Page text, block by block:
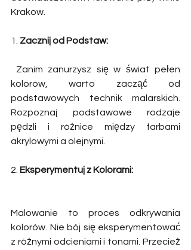
Krakow.
1. Zacznij od Podstaw:
kolorów, warto zacząć od
podstawowych technik malarskich.
Rozpoznaj podstawowe rodzaje
pędzli i różnice między farbami
akrylowymi a olejnymi.
2. Eksperymentuj z Kolorami:
Malowanie to proces odkrywania
kolorów. Nie bój się eksperymentować
z różnymi odcieniami i tonami. Przecież